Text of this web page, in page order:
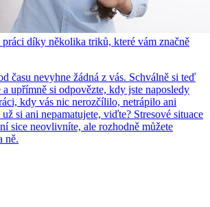
práci díky několika triků, které vám značně
času nevyhne žádná z vás. Schválně si teď
upřímně si odpovězte, kdy jste naposledy
kdy vás nic nerozčílilo, netrápilo ani
si ani nepamatujete, viďte? Stresové situace
sice neovlivníte, ale rozhodně můžete
ně.